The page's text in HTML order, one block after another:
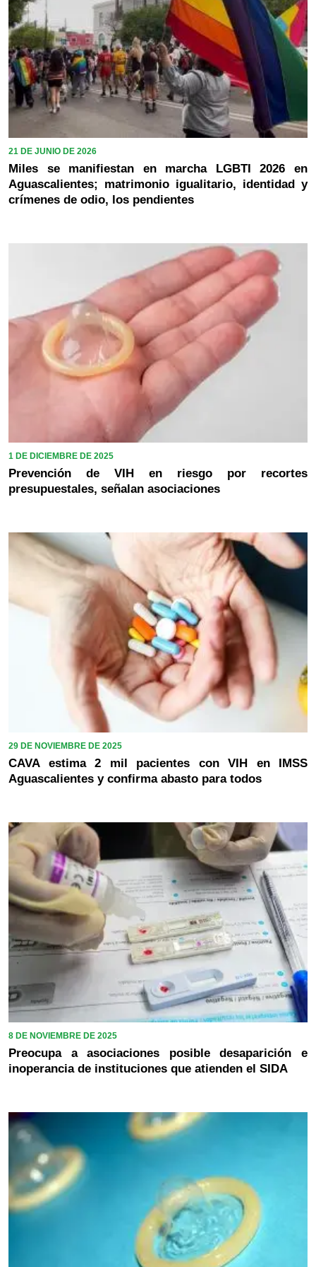
21 DE JUNIO DE 2026
Miles se manifiestan en marcha LGBTI 2026 en
Aguascalientes; matrimonio igualitario, identidad y
crímenes de odio, los pendientes
1 DE DICIEMBRE DE 2025
Prevención de VIH en riesgo por recortes
presupuestales, señalan asociaciones
29 DE NOVIEMBRE DE 2025
CAVA estima 2 mil pacientes con VIH en IMSS
Aguascalientes y confirma abasto para todos
8 DE NOVIEMBRE DE 2025
Preocupa a asociaciones posible desaparición e
inoperancia de instituciones que atienden el SIDA